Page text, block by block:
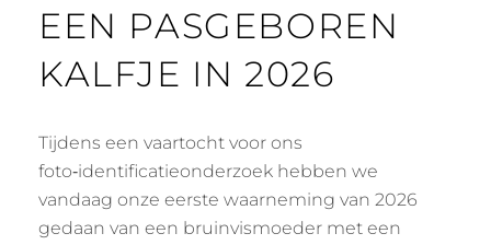
EEN PASGEBOREN
KALFJE IN 2026
Tijdens een vaartocht voor ons
foto‑identificatieonderzoek hebben we
vandaag onze eerste waarneming van 2026
gedaan van een bruinvismoeder met een